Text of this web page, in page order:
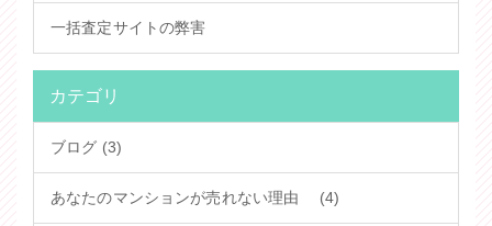
一括査定サイトの弊害
カテゴリ
ブログ (3)
あなたのマンションが売れない理由 (4)